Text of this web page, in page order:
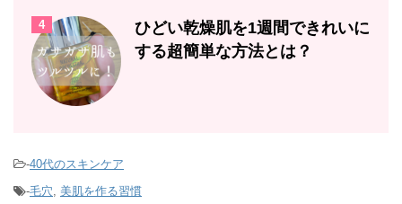
4
ひどい乾燥肌を1週間できれいに
する超簡単な方法とは？
-40代のスキンケア
-毛穴, 美肌を作る習慣